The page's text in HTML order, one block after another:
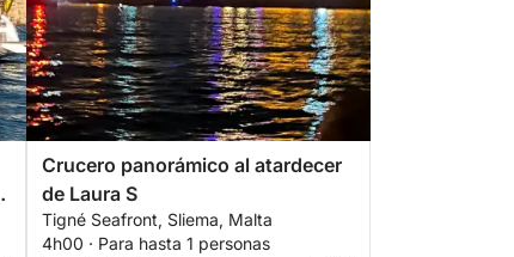
Crucero panorámico al atardecer
de Laura S
Tigné Seafront, Sliema, Malta
4h00 · Para hasta 1 personas